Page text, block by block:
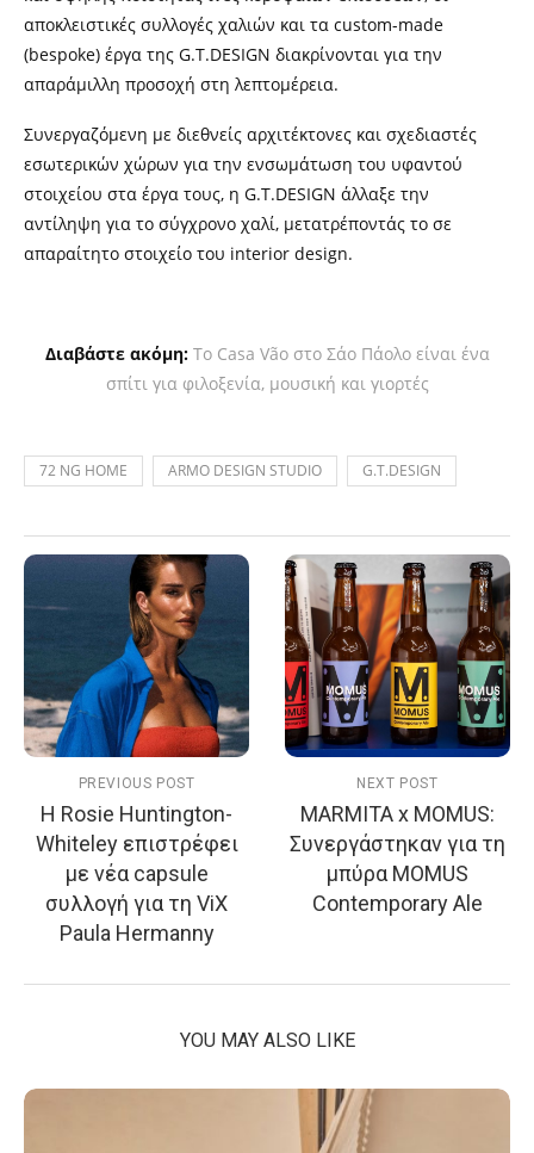
αποκλειστικές συλλογές χαλιών και τα custom-made
(bespoke) έργα της G.T.DESIGN διακρίνονται για την
απαράμιλλη προσοχή στη λεπτομέρεια.
Συνεργαζόμενη με διεθνείς αρχιτέκτονες και σχεδιαστές
εσωτερικών χώρων για την ενσωμάτωση του υφαντού
στοιχείου στα έργα τους, η G.T.DESIGN άλλαξε την
αντίληψη για το σύγχρονο χαλί, μετατρέποντάς το σε
απαραίτητο στοιχείο του interior design.
Διαβάστε ακόμη: Το Casa Vão στο Σάο Πάολο είναι ένα
σπίτι για φιλοξενία, μουσική και γιορτές
72 NG HOME ARMO DESIGN STUDIO G.T.DESIGN
PREVIOUS POST
Η Rosie Huntington-
Whiteley επιστρέφει
με νέα capsule
συλλογή για τη ViX
Paula Hermanny
NEXT POST
MARMITA x MOMUS:
Συνεργάστηκαν για τη
μπύρα MOMUS
Contemporary Ale
YOU MAY ALSO LIKE